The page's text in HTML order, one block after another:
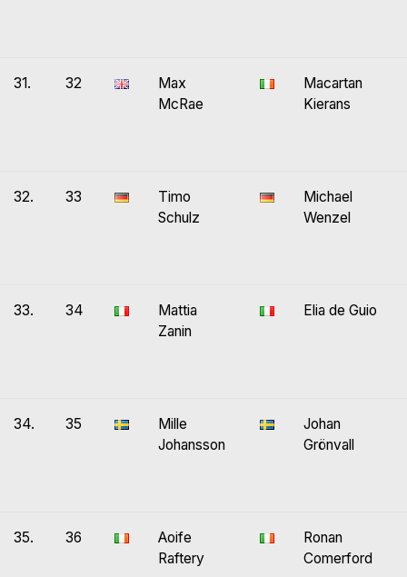
31. 32
Max
McRae
Macartan
Kierans
32. 33
Timo
Schulz
Michael
Wenzel
33. 34
Mattia
Zanin
Elia de Guio
34. 35
Mille
Johansson
Johan
Grönvall
35. 36
Aoife
Raftery
Ronan
Comerford